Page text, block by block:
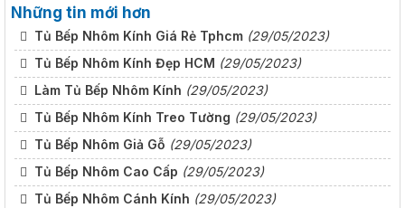
Những tin mới hơn
Tủ Bếp Nhôm Kính Giá Rẻ Tphcm (29/05/2023)
Tủ Bếp Nhôm Kính Đẹp HCM (29/05/2023)
Làm Tủ Bếp Nhôm Kính (29/05/2023)
Tủ Bếp Nhôm Kính Treo Tường (29/05/2023)
Tủ Bếp Nhôm Giả Gỗ (29/05/2023)
Tủ Bếp Nhôm Cao Cấp (29/05/2023)
Tủ Bếp Nhôm Cánh Kính (29/05/2023)